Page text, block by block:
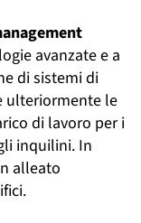
avanzate e a
di sistemi di
ulteriormente le
di lavoro per i
inquilini. In
alleato